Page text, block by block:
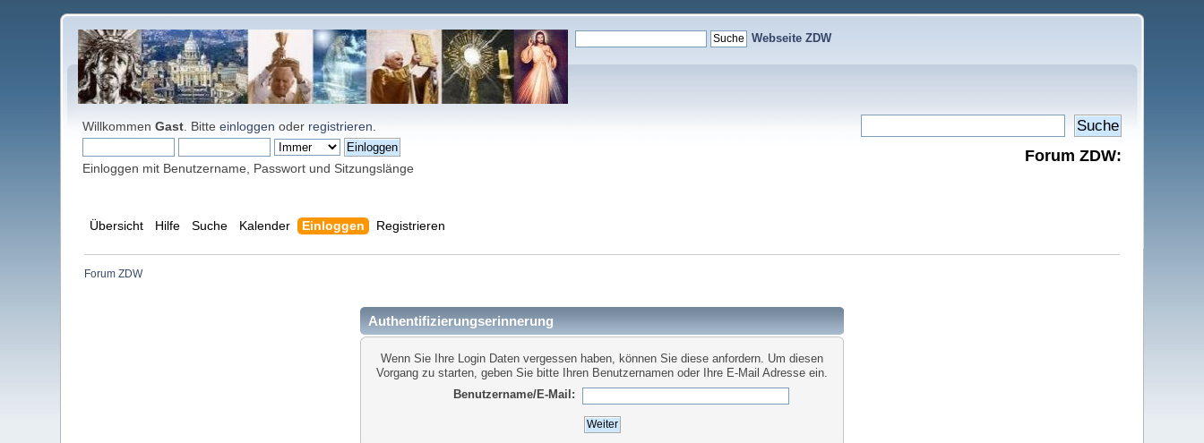
Webseite ZDW
WillkommenGast . Bitteeinloggen oder registrieren
Einloggen mit Benutzername, Passwort und Sitzungslänge
Forum ZDW:
Übersicht Hilfe Suche Kalender Einloggen Registrieren
Forum ZDW
Authentifizierungserinnerung
Wenn Sie Ihre Login Daten vergessen haben, können Sie diese anfordern. Um diesen
Vorgang zu starten, geben Sie bitte Ihren Benutzernamen oder Ihre E-Mail Adresse ein.
Benutzername/E-Mail: